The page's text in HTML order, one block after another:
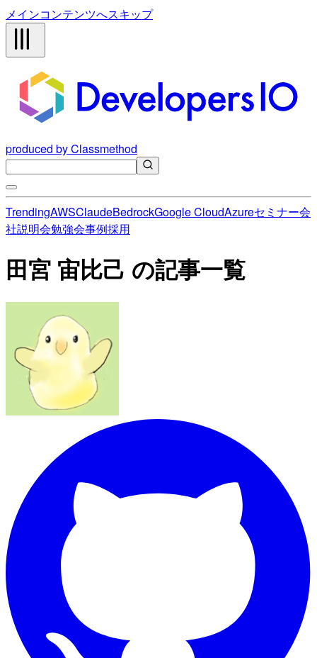
メインコンテンツへスキップ
produced by Classmethod
TrendingAWSClaudeBedrockGoogle CloudAzureセミナー会
社説明会勉強会事例採用
田宮 宙比己 の記事一覧